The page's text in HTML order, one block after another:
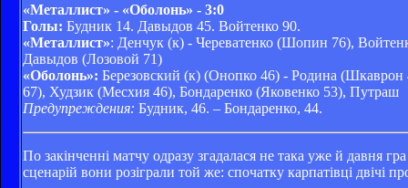
«Металлист» - «Оболонь» - 3:0
Голы: Будник 14. Давыдов 45. Войтенко 90.
«Металлист»: Денчук (к) - Череватенко (Шопин 76),
Давыдов (Лозовой 71)
«Оболонь»: Березовский (к) (Онопко 46) - Родина
67), Худзик (Месхия 46), Бондаренко (Яковенко 53), Путраш
Предупреждения: Будник, 46. – Бондаренко, 44.
По закінченні матчу одразу згадалася не така уже й давня
сценарій вони розіграли той же: спочатку карпатівці двічі